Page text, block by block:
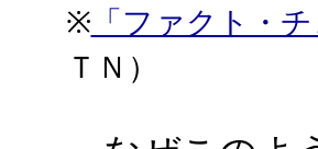
※ 「ファクト・
ＴＮ）